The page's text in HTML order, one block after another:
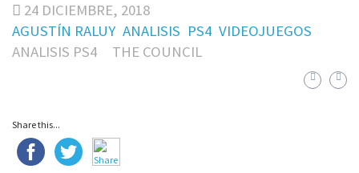
24 DICIEMBRE, 2018
AGUSTÍN RALUY ANALISIS PS4 VIDEOJUEGOS
ANALISIS PS4
THE COUNCIL
Share this...